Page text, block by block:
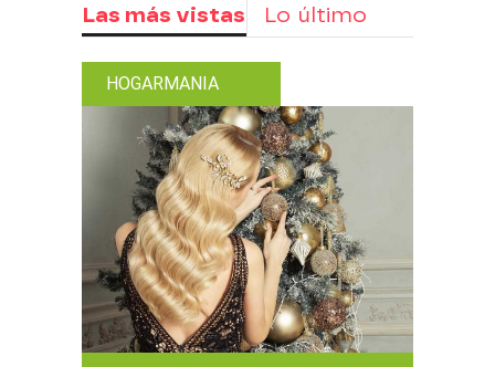
Las más vistas Lo último
HOGARMANIA